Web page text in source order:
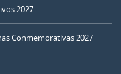
2027
Conmemorativas 2027